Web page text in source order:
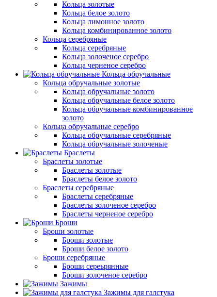
Кольца золотые
Кольца белое золото
Кольца лимонное золото
Кольца комбинированное золото
Кольца серебряные
Кольца серебряные
Кольца золоченое серебро
Кольца черненое серебро
Кольца обручальные
Кольца обручальные золотые
Кольца обручальные золото
Кольца обручальные белое золото
Кольца обручальные комбинированное
золото
Кольца обручальные серебро
Кольца обручальные серебряные
Кольца обручальные золоченые
Браслеты
Браслеты золотые
Браслеты золотые
Браслеты белое золото
Браслеты серебряные
Браслеты cеребряные
Браслеты золоченое серебро
Браслеты черненое серебро
Броши
Броши золотые
Броши золотые
Броши белое золото
Броши серебряные
Броши сереьрянные
Броши золоченое серебро
Зажимы
Зажимы для галстука